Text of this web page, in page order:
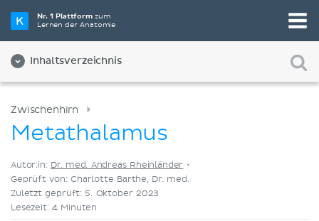
Nr. 1 Plattformzum
Lernen der Anatomie
Inhaltsverzeichnis
Wähle die beste Lernmethode für dich
Videos
Zwischenhirn
Metathalamus
Autor:in: Dr. med. Andreas Rheinländer •
Geprüft von: Charlotte Barthe, Dr. med.
Zuletzt geprüft: 5. Oktober 2023
Lesezeit: 4 Minuten